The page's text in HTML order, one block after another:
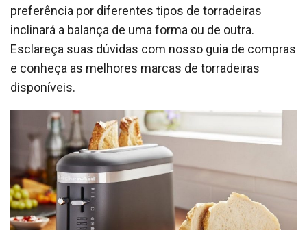
preferência por diferentes tipos de torradeiras
inclinará a balança de uma forma ou de outra.
Esclareça suas dúvidas com nosso guia de compras
e conheça as melhores marcas de torradeiras
disponíveis.